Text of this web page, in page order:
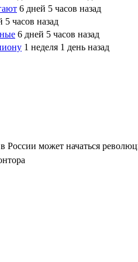
6 дней 5 часов назад
5 часов назад
6 дней 5 часов назад
1 неделя 1 день назад
России может начаться